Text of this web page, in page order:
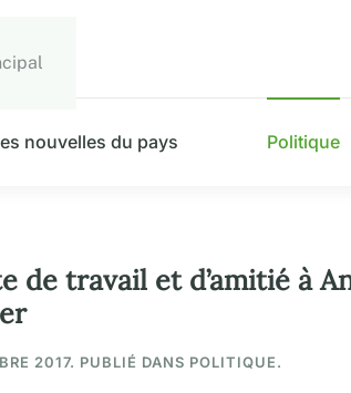
nouvelles du pays Politique
de travail et d’amitié à
2017. PUBLIÉ DANS POLITIQUE.